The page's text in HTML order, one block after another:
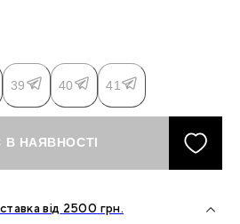
39 40 41
В НАЯВНОСТІ
від 2500 грн.